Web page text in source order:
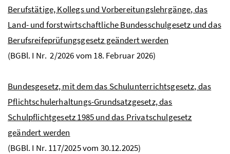
Berufstätige, Kollegs und Vorbereitungslehrgänge, das
Land- und forstwirtschaftliche Bundesschulgesetz und das
Berufsreifeprüfungsgesetz geändert werden
(BGBl. I Nr. 2/2026 vom 18. Februar 2026)
Bundesgesetz, mit dem das Schulunterrichtsgesetz, das
Pflichtschulerhaltungs-Grundsatzgesetz, das
Schulpflichtgesetz 1985 und das Privatschulgesetz
geändert werden
(BGBl. I Nr. 117/2025 vom 30.12.2025)